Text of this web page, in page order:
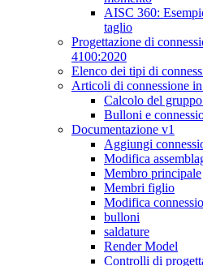
AISC 360:
taglio
Progettazione di
4100:2020
Elenco dei tipi di
Articoli di connessione
Calcolo del
Bulloni e
Documentazione v1
Aggiungi
Modifica
Membro principale
Membri figlio
Modifica
bulloni
saldature
Render Model
Controlli di